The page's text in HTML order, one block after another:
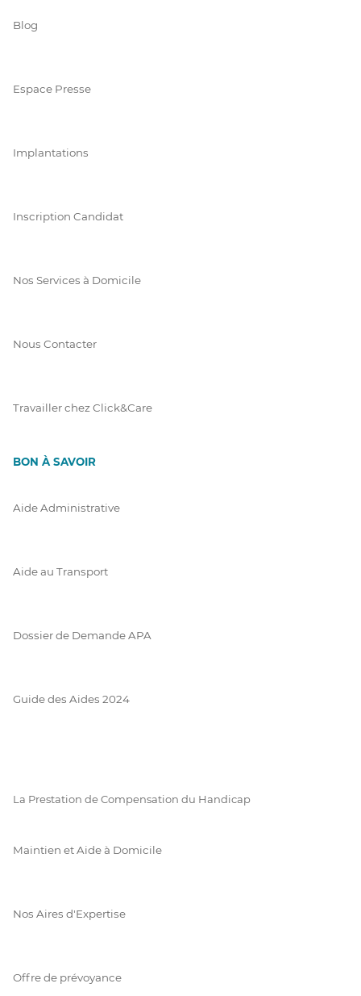
Blog
Espace Presse
Implantations
Inscription Candidat
Nos Services à Domicile
Nous Contacter
Travailler chez Click&Care
BON À SAVOIR
Aide Administrative
Aide au Transport
Dossier de Demande APA
Guide des Aides 2024
La Prestation de Compensation du Handicap
Maintien et Aide à Domicile
Nos Aires d'Expertise
Offre de prévoyance